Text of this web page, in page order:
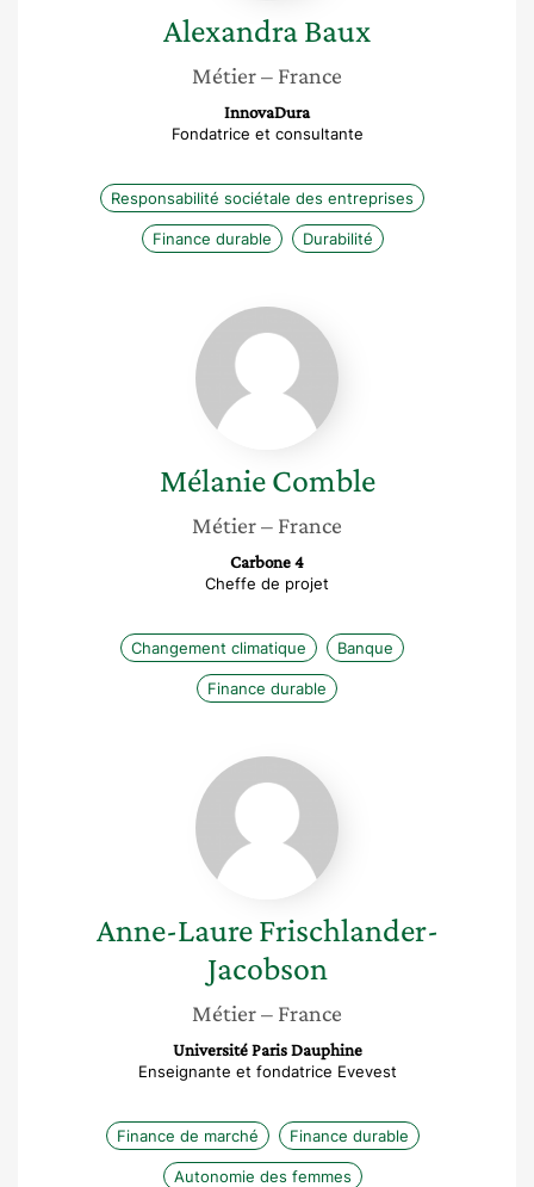
AlexandraBaux
Métier– France
InnovaDura
Fondatrice et consultante
Responsabilité sociétale des entreprises
Finance durable Durabilité
Mélanie
Comble
Mélanie Comble
Métier– France
Carbone 4
Cheffe de projet
Changement climatique Banque
Finance durable
Anne-
Laure
Frischlander-
Jacobson
Anne-Laure Frischlander-
Jacobson
Métier– France
Université Paris Dauphine
Enseignante et fondatrice Evevest
Finance de marché Finance durable
Autonomie des femmes